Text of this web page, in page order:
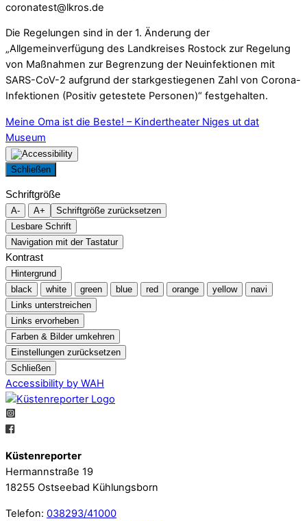
coronatest@lkros.de
Die Regelungen sind in der 1. Änderung der
„Allgemeinverfügung des Landkreises Rostock zur Regelung
von Maßnahmen zur Begrenzung der Neuinfektionen mit
SARS-CoV-2 aufgrund der starkgestiegenen Zahl von Corona-
Infektionen (Positiv getestete Personen)“ festgehalten.
Meine Oma ist die Beste! – Kindertheater Niges ut dat
Museum
Schließen
Schriftgröße
A- A+
Schriftgröße zurücksetzen
Lesbare Schrift
Navigation mit der Tastatur
Kontrast
Hintergrund
black
white green blue red orange yellow
navi
Links unterstreichen
Links ervorheben
Farben & Bilder umkehren
Einstellungen zurücksetzen
Schließen
Accessibility by WAH
Küstenreporter
Hermannstraße 19
18255 Ostseebad Kühlungsborn
Telefon: 038293/41000